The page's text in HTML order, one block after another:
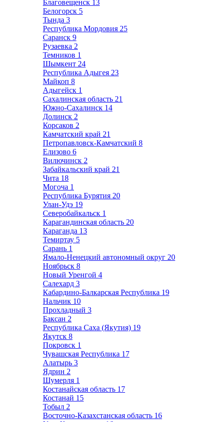
Благовещенск 13
Белогорск 5
Тында 3
Республика Мордовия 25
Саранск 9
Рузаевка 2
Темников 1
Шымкент 24
Республика Адыгея 23
Майкоп 8
Адыгейск 1
Сахалинская область 21
Южно-Сахалинск 14
Долинск 2
Корсаков 2
Камчатский край 21
Петропавловск-Камчатский 8
Елизово 6
Вилючинск 2
Забайкальский край 21
Чита 18
Могоча 1
Республика Бурятия 20
Улан-Удэ 19
Северобайкальск 1
Карагандинская область 20
Караганда 13
Темиртау 5
Сарань 1
Ямало-Ненецкий автономный округ 20
Ноябрьск 8
Новый Уренгой 4
Салехард 3
Кабардино-Балкарская Республика 19
Нальчик 10
Прохладный 3
Баксан 2
Республика Саха (Якутия) 19
Якутск 8
Покровск 1
Чувашская Республика 17
Алатырь 3
Ядрин 2
Шумерля 1
Костанайская область 17
Костанай 15
Тобыл 2
Восточно-Казахстанская область 16